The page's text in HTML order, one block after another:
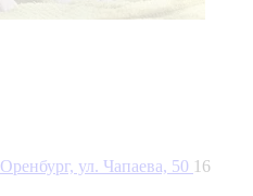
Оренбург, ул. Чапаева, 50 16